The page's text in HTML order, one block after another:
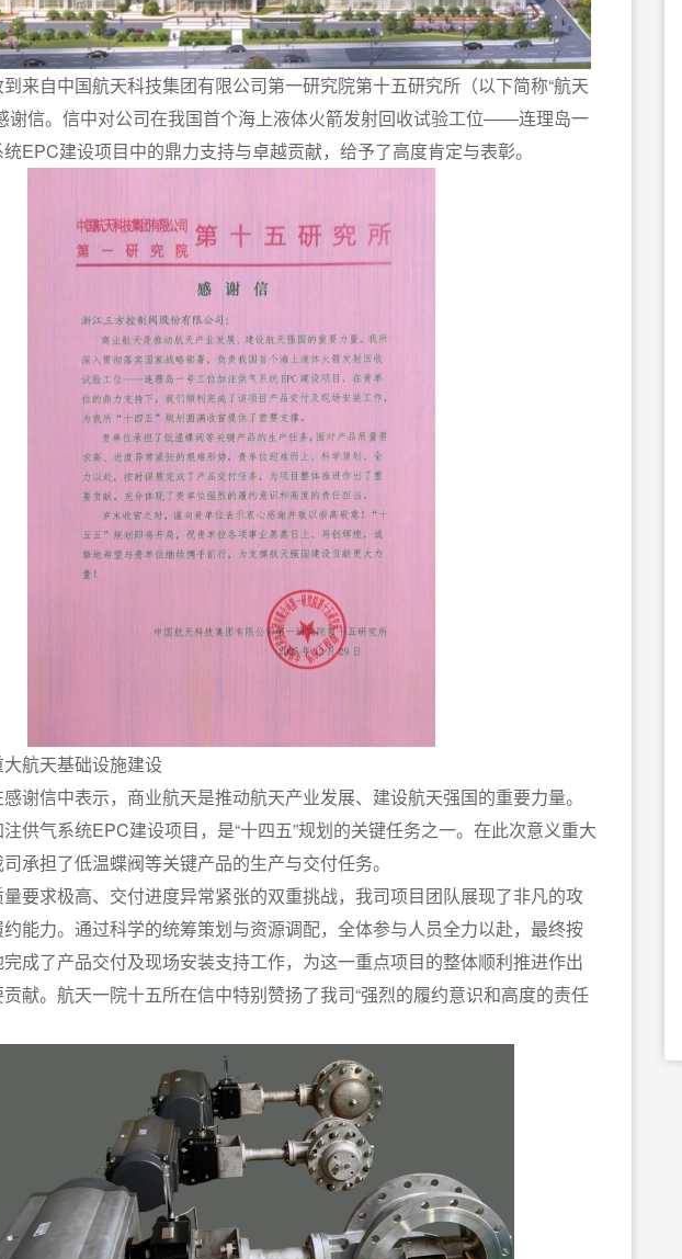
来自中国航天科技集团有限公司第一研究院第十五研究所（以下简称“航天
谢信。信中对公司在我国首个海上液体火箭发射回收试验工位——连理岛一
EPC建设项目中的鼎力支持与卓越贡献，给予了高度肯定与表彰。
航天基础设施建设
谢信中表示，商业航天是推动航天产业发展、建设航天强国的重要力量。
供气系统EPC建设项目，是“十四五”规划的关键任务之一。在此次意义重大
承担了低温蝶阀等关键产品的生产与交付任务。
要求极高、交付进度异常紧张的双重挑战，我司项目团队展现了非凡的攻
能力。通过科学的统筹策划与资源调配，全体参与人员全力以赴，最终按
成了产品交付及现场安装支持工作，为这一重点项目的整体顺利推进作出
献。航天一院十五所在信中特别赞扬了我司“强烈的履约意识和高度的责任